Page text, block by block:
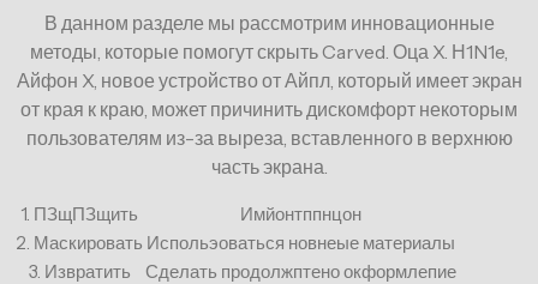
В данном разделе мы рассмотрим инновационные
методы, которые помогут скрыть Carved. Оца X. Н1N1e,
Айфон X, новое устройство от Айпл, который имеет экран
от края к краю, может причинить дискомфорт некоторым
пользователям из-за выреза, вставленного в верхнюю
часть экрана.
1. ПЗщПЗщить
Имйонтппнцон
2. Маскировать Испольэоваться новнеые материалы
3. Извратить
Сделать продолжптено окформлепие